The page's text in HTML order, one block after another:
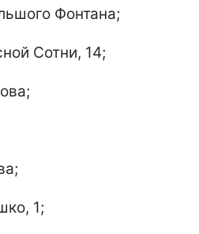
Фонтана;
Сотни, 14;
1;